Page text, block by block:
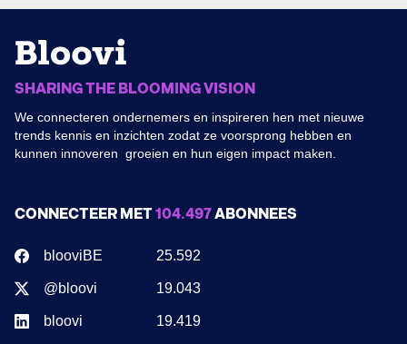
SHARING THE BLOOMING VISION
We connecteren ondernemers en inspireren hen met nieuwe
trends kennis en inzichten zodat ze voorsprong hebben en
kunnen innoveren groeien en hun eigen impact maken.
CONNECTEER MET104.497ABONNEES
blooviBE 25.592
@bloovi 19.043
bloovi 19.419